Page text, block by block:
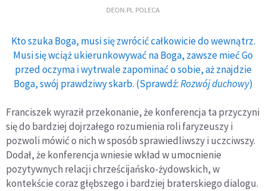
DEON.PL POLECA
Kto szuka Boga, musi się zwrócić całkowicie do wewnątrz.
Musi się wciąż ukierunkowywać na Boga, zawsze mieć Go
przed oczyma i wytrwale zapominać o sobie, aż znajdzie
Boga, swój prawdziwy skarb. (Sprawdź:Rozwój duchowy)
Franciszek wyraził przekonanie, że konferencja ta przyczyni
się do bardziej dojrzałego rozumienia roli faryzeuszy i
pozwoli mówić o nich w sposób sprawiedliwszy i uczciwszy.
Dodał, że konferencja wniesie wkład w umocnienie
pozytywnych relacji chrześcijańsko-żydowskich, w
kontekście coraz głębszego i bardziej braterskiego dialogu.